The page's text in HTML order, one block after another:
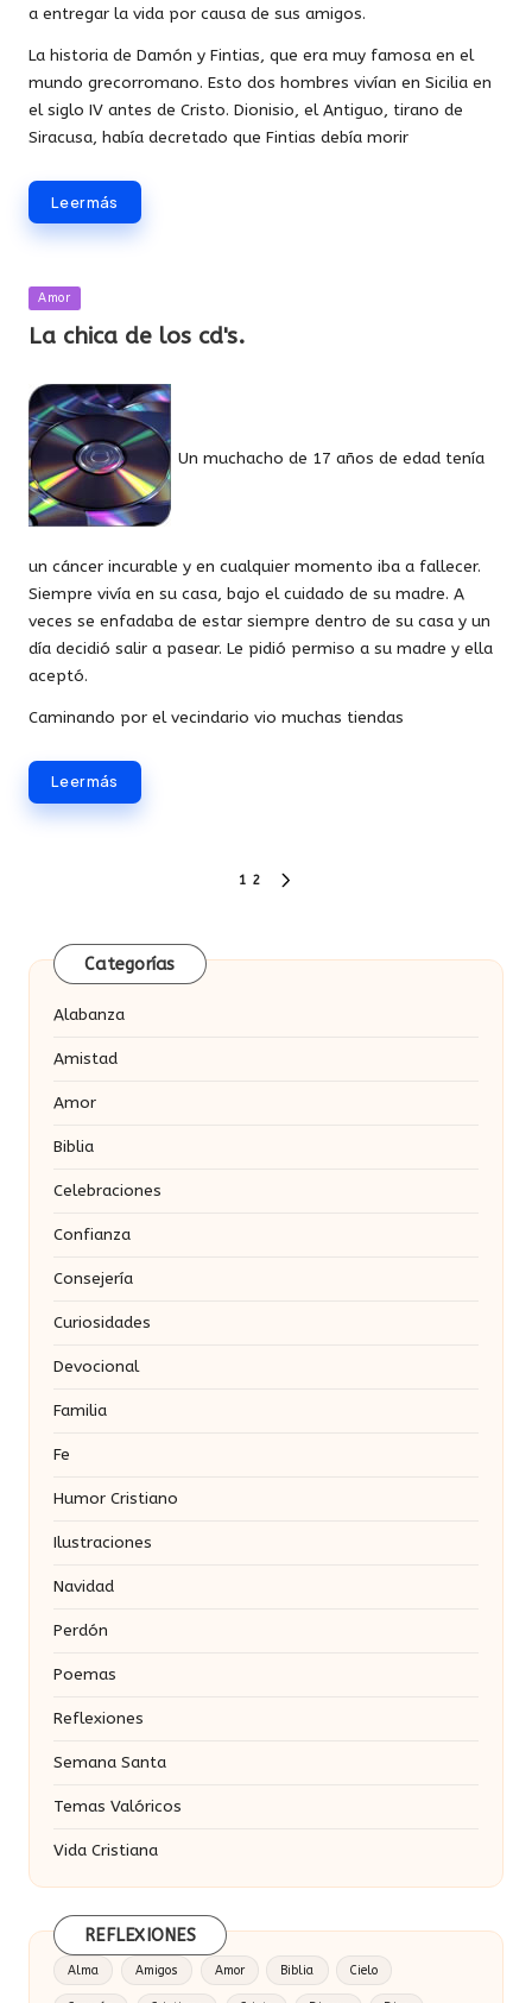
a entregar la vida por causa de sus amigos.
La historia de Damón y Fintias, que era muy famosa en el
mundo grecorromano. Esto dos hombres vivían en Sicilia en
el siglo IV antes de Cristo. Dionisio, el Antiguo, tirano de
Siracusa, había decretado que Fintias debía morir
Leer más
Publicada
Amor
La chica de los cd's.
Un muchacho de 17 años de edad tenía
un cáncer incurable y en cualquier momento iba a fallecer.
Siempre vivía en su casa, bajo el cuidado de su madre. A
veces se enfadaba de estar siempre dentro de su casa y un
día decidió salir a pasear. Le pidió permiso a su madre y ella
aceptó.
Caminando por el vecindario vio muchas tiendas
Leer más
entradas
1 2
Categorías
Alabanza
Amistad
Amor
Biblia
Celebraciones
Confianza
Consejería
Curiosidades
Devocional
Familia
Fe
Humor Cristiano
Ilustraciones
Navidad
Perdón
Poemas
Reflexiones
Semana Santa
Temas Valóricos
Vida Cristiana
REFLEXIONES
Alma Amigos Amor Biblia Cielo